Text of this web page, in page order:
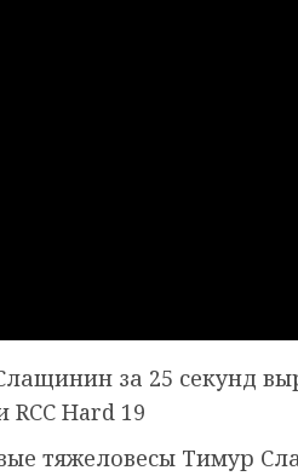
за 25 секунд
RCC Hard 19
тяжеловесы Тимур